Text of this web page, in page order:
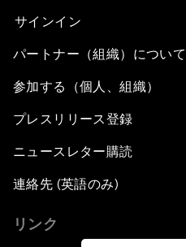
サインイン
パートナー（組織）について
参加する（個人、組織）
プレスリリース登録
ニュースレター購読
連絡先 (英語のみ)
リンク